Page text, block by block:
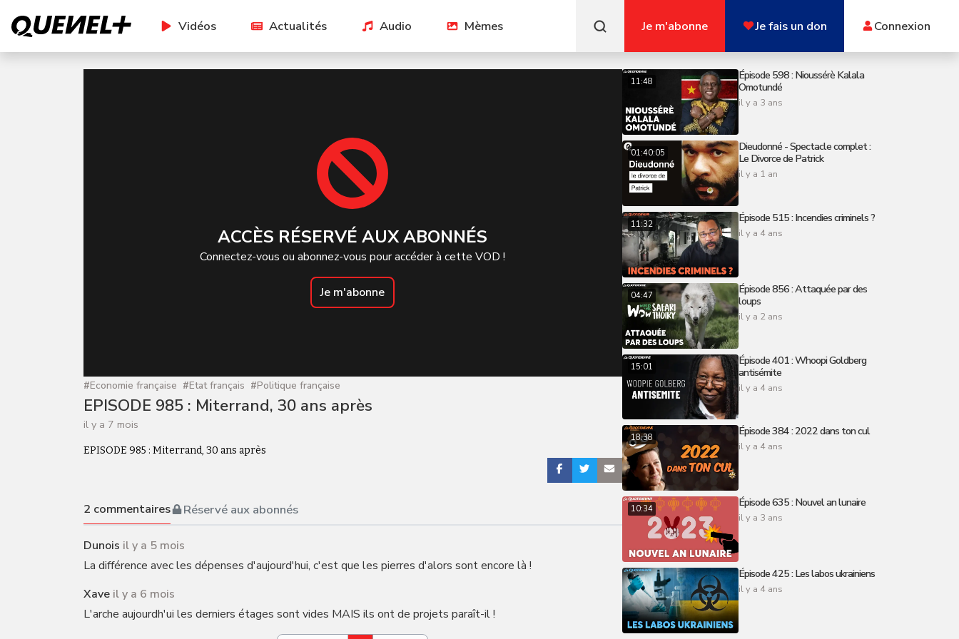
Vidéos Actualités Audio Mèmes Je m'abonne Je fais un don Connexion
ACCÈS RÉSERVÉ AUX ABONNÉS
Connectez-vous ou abonnez-vous pour accéder à cette VOD !
Je m'abonne
#Economie française #Etat français #Politique française
EPISODE 985 : Miterrand, 30 ans après
il y a 7 mois
EPISODE 985 : Miterrand, 30 ans après
2 commentaires Réservé aux abonnés
Dunois il y a 5 mois
La différence avec les dépenses d'aujourd'hui, c'est que les pierres d'alors sont encore là !
Xave il y a 6 mois
L'arche aujourdh'ui les derniers étages sont vides MAIS ils ont de projets paraît-il !
11:48
Épisode 598 : Nioussérè Kalala
Omotundé
il y a 3 ans
01:40:05
Dieudonné - Spectacle complet :
Le Divorce de Patrick
il y a 1 an
11:32 Épisode 515 : Incendies criminels ?
il y a 4 ans
04:47
Épisode 856 : Attaquée par des
loups
il y a 2 ans
15:01
Épisode 401 : Whoopi Goldberg
antisémite
il y a 4 ans
18:38 Épisode 384 : 2022 dans ton cul
il y a 4 ans
10:34 Épisode 635 : Nouvel an lunaire
il y a 3 ans
Épisode 425 : Les labos ukrainiens
il y a 4 ans